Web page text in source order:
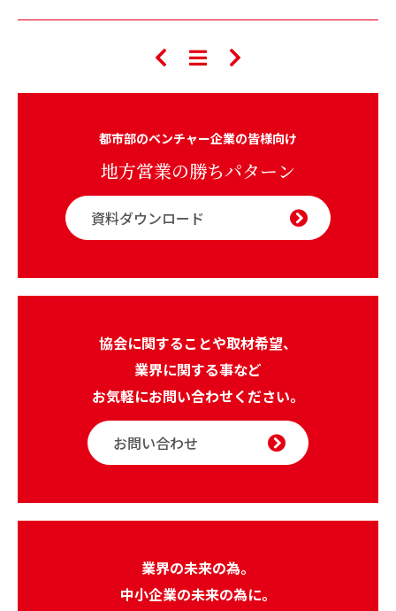
都市部のベンチャー企業の皆様向け
地方営業の勝ちパターン
資料ダウンロード
協会に関することや取材希望、
業界に関する事など
お気軽にお問い合わせください。
お問い合わせ
業界の未来の為。
中小企業の未来の為に。